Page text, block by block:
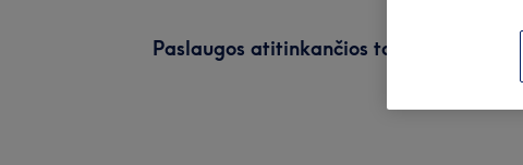
Paslaugos atitinkančios tavo paiešką